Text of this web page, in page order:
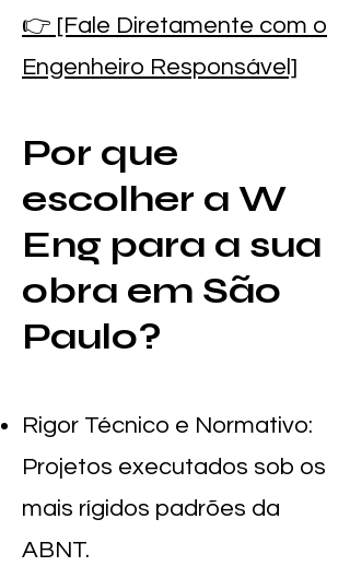
👉 [Fale Diretamente com o
Engenheiro Responsável]
Por que
escolher a W
Eng para a sua
obra em São
Paulo?
Rigor Técnico e Normativo:
Projetos executados sob os
mais rígidos padrões da
ABNT.